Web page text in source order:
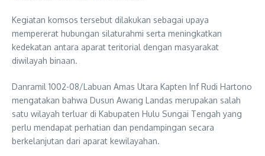
Kegiatan komsos tersebut dilakukan sebagai upaya
mempererat hubungan silaturahmi serta meningkatkan
kedekatan antara aparat teritorial dengan masyarakat
diwilayah binaan.
Danramil 1002-08/Labuan Amas Utara Kapten Inf Rudi Hartono
mengatakan bahwa Dusun Awang Landas merupakan salah
satu wilayah terluar di Kabupaten Hulu Sungai Tengah yang
perlu mendapat perhatian dan pendampingan secara
berkelanjutan dari aparat kewilayahan.